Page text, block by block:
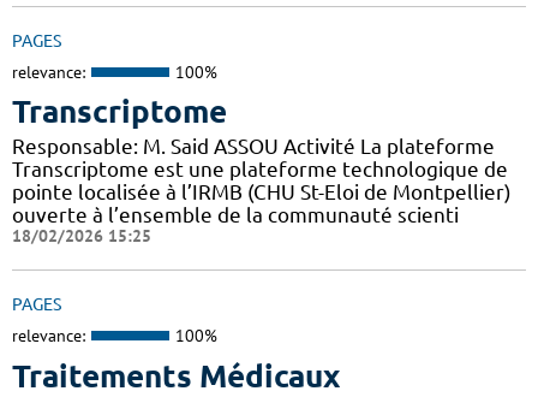
PAGES
relevance: 100%
Transcriptome
Responsable: M. Said ASSOU Activité La plateforme
Transcriptome est une plateforme technologique de
pointe localisée à l’IRMB (CHU St-Eloi de Montpellier)
ouverte à l’ensemble de la communauté scienti
18/02/2026 15:25
PAGES
relevance: 100%
Traitements Médicaux